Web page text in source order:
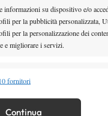
informazioni su dispositivo e/o
per la pubblicità personalizzata,
per la personalizzazione dei
e migliorare i servizi.
i dispositivi in base alle
fornitori
Continua
SUCCEDE
quindi saranno